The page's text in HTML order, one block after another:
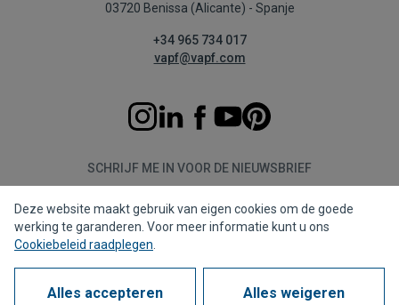
03720 Benissa (Alicante) - Spanje
+34 965 734 017
vapf@vapf.com
SCHRIJF ME IN VOOR DE NIEUWSBRIEF
Aanmelden
PrivacybeleidCookiebeleid Juridische kennisgeving
Deze website maakt gebruik van eigen cookies om de goede
werking te garanderen. Voor meer informatie kunt u ons
Cookiebeleid raadplegen
Alles accepteren Alles weigeren